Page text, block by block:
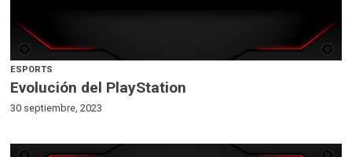
ESPORTS
Evolución del PlayStation
30 septiembre, 2023